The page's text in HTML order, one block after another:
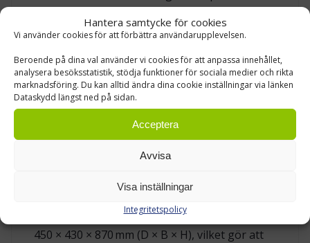
Hantera samtycke för cookies
Vi använder cookies för att förbättra användarupplevelsen.
Beroende på dina val använder vi cookies för att anpassa innehållet,
analysera besöksstatistik, stödja funktioner för sociala medier och rikta
marknadsföring. Du kan alltid ändra dina cookie inställningar via länken
Dataskydd längst ned på sidan.
Acceptera
Avvisa
Visa inställningar
Integritetspolicy
enkel att torka av. Pulverlack ger dessutom ett
jämnt resultat utan skarvar och är ett
utrustningen ska se bra ut över tid. Den ljusa
kulören gör att utrustningen smälter in i
moderna interiörer och underlättar visuell
DIMENSIONER OCH SÄCKKOMPATIBILITET
Ultima är kompakt men rymmer vanliga
avsedd för 100 och 125 l säckar. Yttermåtten är
450 × 430 × 870 mm (D × B × H), vilket gör att